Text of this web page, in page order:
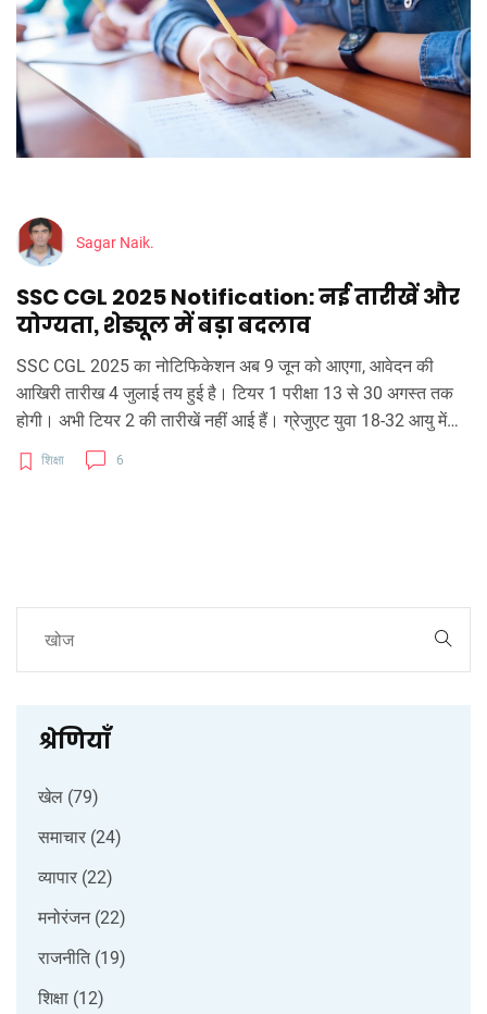
Sagar Naik.
SSC CGL 2025 Notification: नई तारीखें और
योग्यता, शेड्यूल में बड़ा बदलाव
SSC CGL 2025 का नोटिफिकेशन अब 9 जून को आएगा, आवेदन की
आखिरी तारीख 4 जुलाई तय हुई है। टियर 1 परीक्षा 13 से 30 अगस्त तक
होगी। अभी टियर 2 की तारीखें नहीं आई हैं। ग्रेजुएट युवा 18-32 आयु में
आवेदन कर सकते हैं। शेड्यूल में देरी से उम्मीदवारों की तैयारी प्रभावित हुई
है।
शिक्षा 6
श्रेणियाँ
खेल (79)
समाचार (24)
व्यापार (22)
मनोरंजन (22)
राजनीति (19)
शिक्षा (12)